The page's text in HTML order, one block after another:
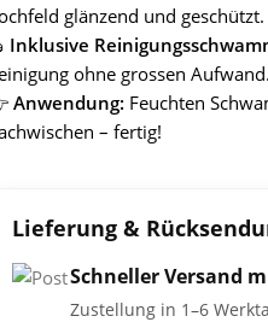
glänzend und geschützt.
Inklusive
ohne grossen Aufwand.
Anwendung: Feuchten
– fertig!
Lieferung &
Schneller Versand
Zustellung in 1–6